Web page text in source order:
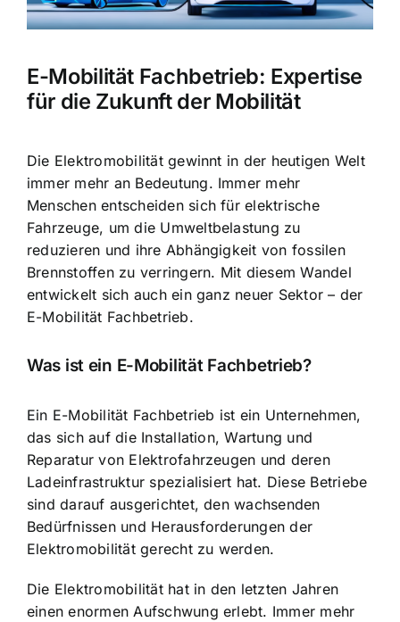
E-Mobilität Fachbetrieb: Expertise
für die Zukunft der Mobilität
Die Elektromobilität gewinnt in der heutigen Welt
immer mehr an Bedeutung. Immer mehr
Menschen entscheiden sich für elektrische
Fahrzeuge, um die Umweltbelastung zu
reduzieren und ihre Abhängigkeit von fossilen
Brennstoffen zu verringern. Mit diesem Wandel
entwickelt sich auch ein ganz neuer Sektor – der
E-Mobilität Fachbetrieb.
Was ist ein E-Mobilität Fachbetrieb?
Ein E-Mobilität Fachbetrieb ist ein Unternehmen,
das sich auf die Installation, Wartung und
Reparatur von Elektrofahrzeugen und deren
Ladeinfrastruktur spezialisiert hat. Diese Betriebe
sind darauf ausgerichtet, den wachsenden
Bedürfnissen und Herausforderungen der
Elektromobilität gerecht zu werden.
Die Elektromobilität hat in den letzten Jahren
einen enormen Aufschwung erlebt. Immer mehr